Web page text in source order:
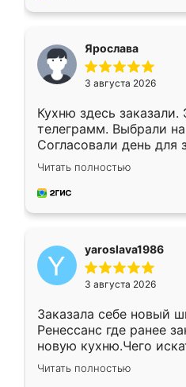
Ярослава
3 августа 2026
Кухню здесь
телеграмм. Выбрали
Согласовали день для
недели кухня была уже
довольны работой.
мебель за
Читать полностью
yaroslava1986
3 августа 2026
Заказала себе новый
Ренессанс где ранее
новую кухню.Чего
вполне довольна.
два года, нареканий нет.
Читать полностью